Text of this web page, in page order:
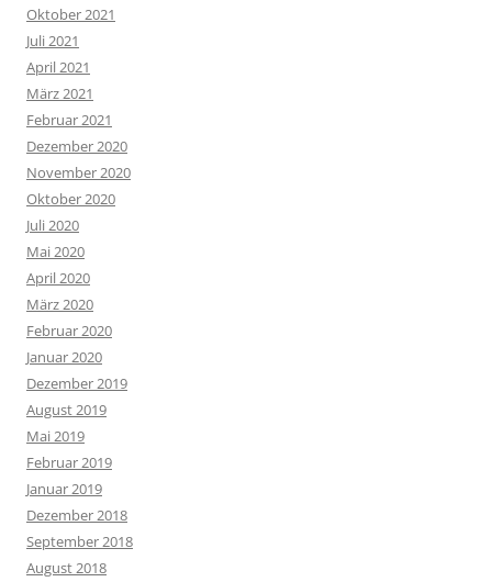
Oktober 2021
Juli 2021
April 2021
März 2021
Februar 2021
Dezember 2020
November 2020
Oktober 2020
Juli 2020
Mai 2020
April 2020
März 2020
Februar 2020
Januar 2020
Dezember 2019
August 2019
Mai 2019
Februar 2019
Januar 2019
Dezember 2018
September 2018
August 2018